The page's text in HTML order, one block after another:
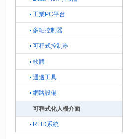
工業PC平台
多軸控制器
可程式控制器
軟體
週邊工具
網路設備
可程式化人機介面
RFID系統